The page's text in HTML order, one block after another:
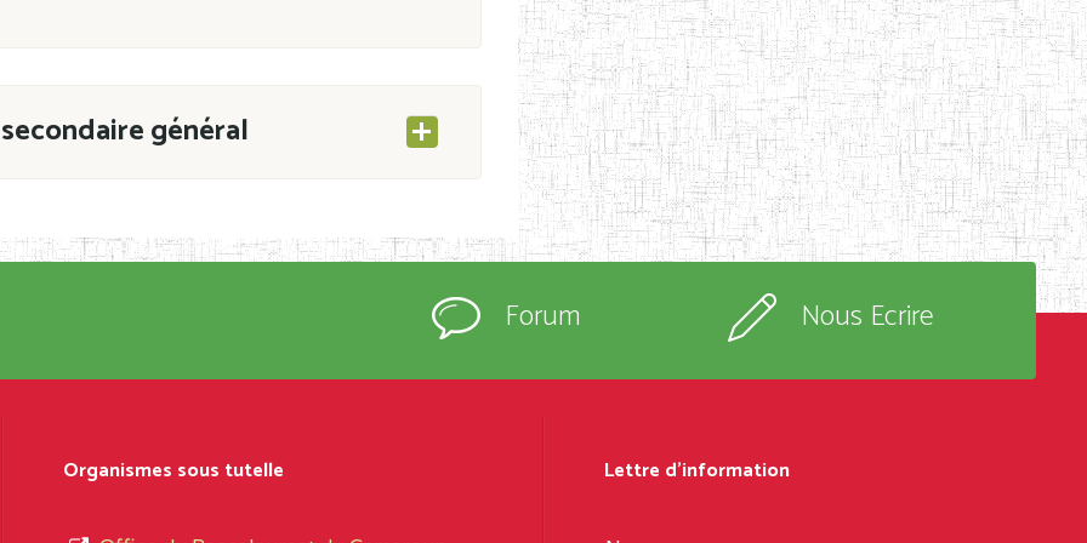
général
CAB du 21 mars 2011 portant ouverture
immatriculés et inscrits au
Forum Nous Ecrire
Organismes sous tutelle Lettre d'information